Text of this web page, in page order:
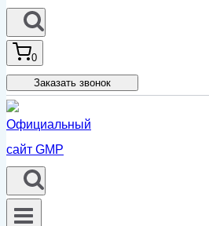
0
Заказать звонок